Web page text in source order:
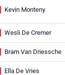
Kevin Monteny
Wesli De Cremer
Bram Van Driessche
Ella De Vries